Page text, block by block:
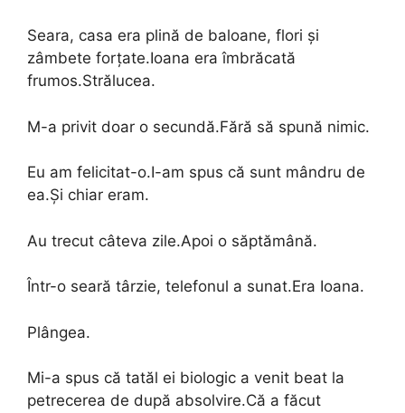
Seara, casa era plină de baloane, flori și
zâmbete forțate.Ioana era îmbrăcată
frumos.Strălucea.
M-a privit doar o secundă.Fără să spună nimic.
Eu am felicitat-o.I-am spus că sunt mândru de
ea.Și chiar eram.
Au trecut câteva zile.Apoi o săptămână.
Într-o seară târzie, telefonul a sunat.Era Ioana.
Plângea.
Mi-a spus că tatăl ei biologic a venit beat la
petrecerea de după absolvire.Că a făcut